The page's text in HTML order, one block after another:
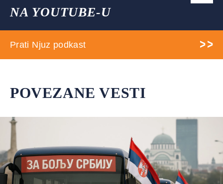
NA YOUTUBE-U
Prati Njuz podkast
POVEZANE VESTI